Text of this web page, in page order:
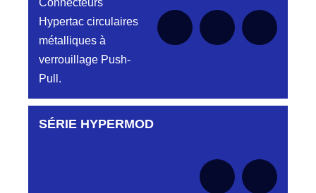
Connecteurs
Hypertac circulaires
métalliques à
verrouillage Push-
Pull.
Aucune pièce disponible pour cette série pour
SÉRIE HYPERMOD